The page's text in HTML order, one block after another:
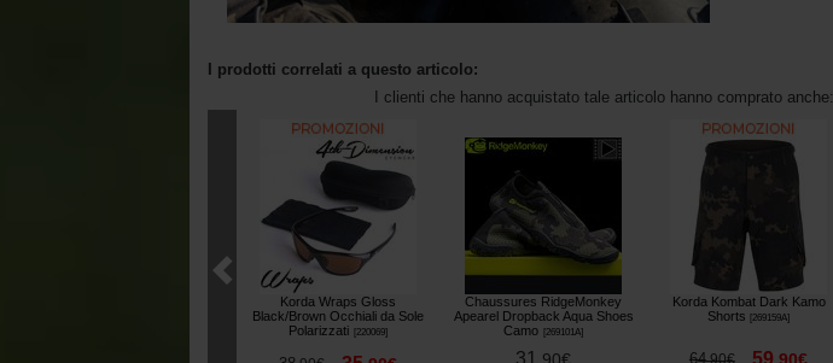
I prodotti correlati a questo articolo:
I clienti che hanno acquistato tale articolo hanno comprato anche:
Korda Wraps Gloss
Black/Brown Occhiali da Sole
Polarizzati
220069]
Chaussures RidgeMonkey
Apearel Dropback Aqua Shoes
Camo
269101A]
Korda Kombat Dark Kamo
Shorts
[269159A]
64,90€